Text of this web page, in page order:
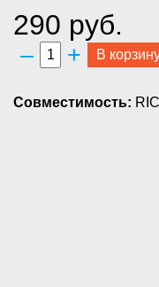
290 руб.
– + В
Совместимость: